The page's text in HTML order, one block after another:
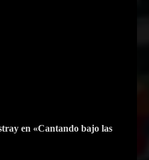
en «Cantando bajo las